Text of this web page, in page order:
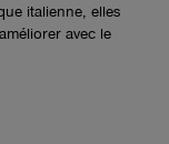
italienne, elles
avec le